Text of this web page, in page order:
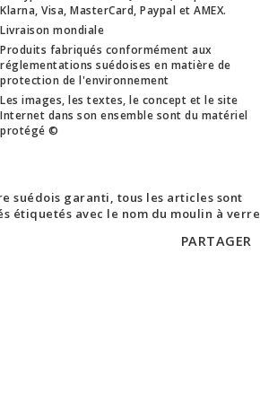
Klarna, Visa, MasterCard, Paypal et AMEX.
Livraison mondiale
Produits fabriqués conformément aux
réglementations suédoises en matière de
protection de l'environnement
Les images, les textes, le concept et le site
Internet dans son ensemble sont du matériel
protégé ©
suédois garanti, tous les articles sont
étiquetés avec le nom du moulin à verre
PARTAGER